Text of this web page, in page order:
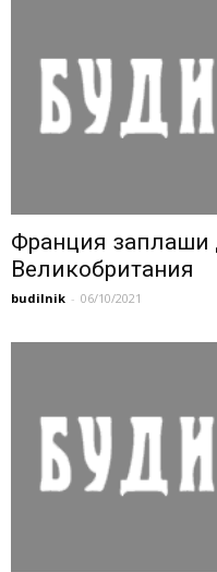
Франция заплаши
Великобритания
budilnik - 06/10/2021